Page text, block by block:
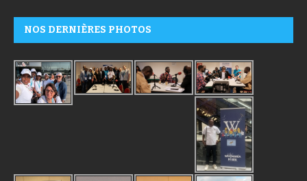
NOS DERNIÈRES PHOTOS